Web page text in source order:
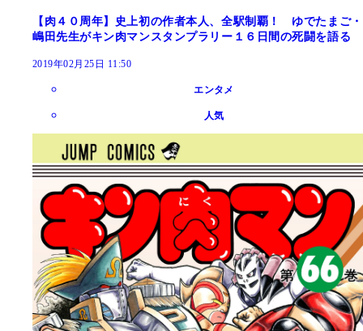
【肉４０周年】史上初の作者本人、全駅制覇！ ゆでたまご・
嶋田先生がキン肉マンスタンプラリー１６日間の死闘を語る
2019年02月25日 11:50
エンタメ
人気